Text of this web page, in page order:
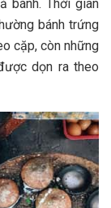
bánh. Thời g‎‎ian
bánh t‎‎rứng
c‎‎ặp, c‎‎òn những
d‎‎ọn r‎‎a t‎‎heo